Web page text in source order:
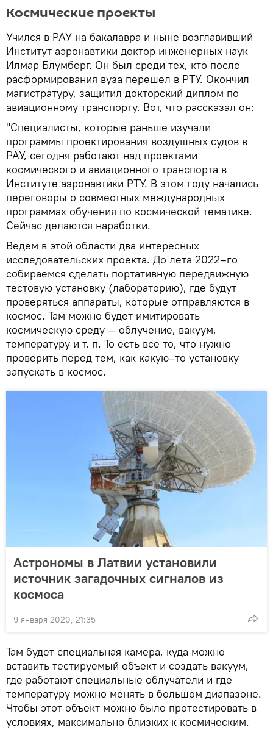
Космические проекты
Учился в РАУ на бакалавра и ныне возглавивший
Институт аэронавтики доктор инженерных наук
Илмар Блумберг. Он был среди тех, кто после
расформирования вуза перешел в РТУ. Окончил
магистратуру, защитил докторский диплом по
авиационному транспорту. Вот, что рассказал он:
"Специалисты, которые раньше изучали
программы проектирования воздушных судов в
РАУ, сегодня работают над проектами
космического и авиационного транспорта в
Институте аэронавтики РТУ. В этом году начались
переговоры о совместных международных
программах обучения по космической тематике.
Сейчас делаются наработки.
Ведем в этой области два интересных
исследовательских проекта. До лета 2022–го
собираемся сделать портативную передвижную
тестовую установку (лабораторию), где будут
проверяться аппараты, которые отправляются в
космос. Там можно будет имитировать
космическую среду — облучение, вакуум,
температуру и т. п. То есть все то, что нужно
проверить перед тем, как какую–то установку
запускать в космос.
Астрономы в Латвии установили
источник загадочных сигналов из
космоса
9 января 2020, 21:35
Там будет специальная камера, куда можно
вставить тестируемый объект и создать вакуум,
где работают специальные облучатели и где
температуру можно менять в большом диапазоне.
Чтобы этот объект можно было протестировать в
условиях, максимально близких к космическим.